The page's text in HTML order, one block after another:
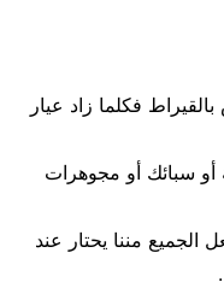
فكلما زاد عيار
سبائك أو مجوهرات
مننا يحتار عند